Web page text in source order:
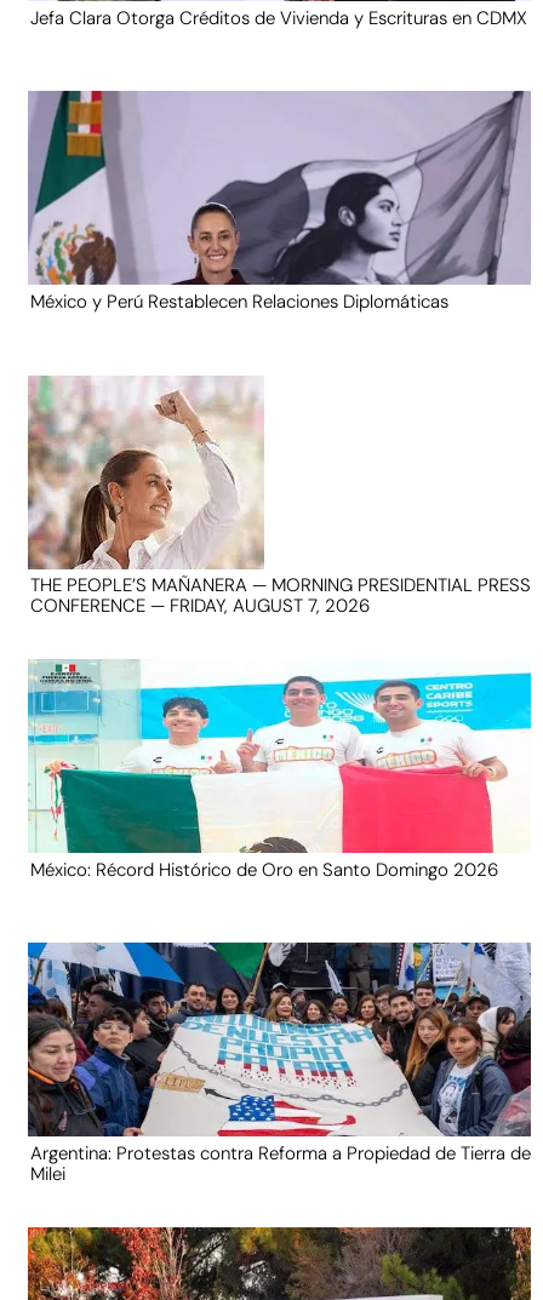
Jefa Clara Otorga Créditos de Vivienda y Escrituras en CDMX
México y Perú Restablecen Relaciones Diplomáticas
THE PEOPLE’S MAÑANERA — MORNING PRESIDENTIAL PRESS
CONFERENCE — FRIDAY, AUGUST 7, 2026
México: Récord Histórico de Oro en Santo Domingo 2026
Argentina: Protestas contra Reforma a Propiedad de Tierra de
Milei